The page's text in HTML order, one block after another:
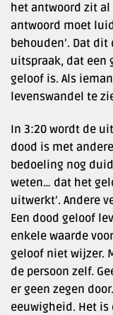
het antwoord zit al
antwoord moet
behouden’. Dat
uitspraak, dat een
geloof is. Als
levenswandel te
In 3:20 wordt de
dood is met
bedoeling nog
weten… dat het
uitwerkt’. Andere
Een dood geloof
enkele waarde
geloof niet wijzer.
de persoon zelf.
er geen zegen
eeuwigheid. Het